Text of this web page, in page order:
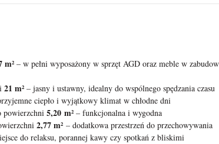
m² – w pełni wyposażony w sprzęt AGD oraz meble w
21 m² – jasny i ustawny, idealny do wspólnego spędzania czasu
ciepło i wyjątkowy klimat w chłodne dni
powierzchni 5,20 m² – funkcjonalna i wygodna
2,77m² – dodatkowa przestrzeń do przechowywania
do relaksu, porannej kawy czy spotkań z bliskimi